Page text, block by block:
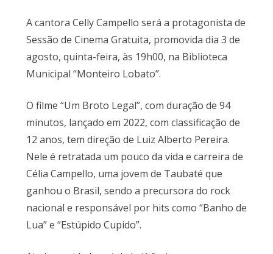
A cantora Celly Campello será a protagonista de
Sessão de Cinema Gratuita, promovida dia 3 de
agosto, quinta-feira, às 19h00, na Biblioteca
Municipal “Monteiro Lobato”.
O filme “Um Broto Legal”, com duração de 94
minutos, lançado em 2022, com classificação de
12 anos, tem direção de Luiz Alberto Pereira.
Nele é retratada um pouco da vida e carreira de
Célia Campello, uma jovem de Taubaté que
ganhou o Brasil, sendo a precursora do rock
nacional e responsável por hits como “Banho de
Lua” e “Estúpido Cupido”.